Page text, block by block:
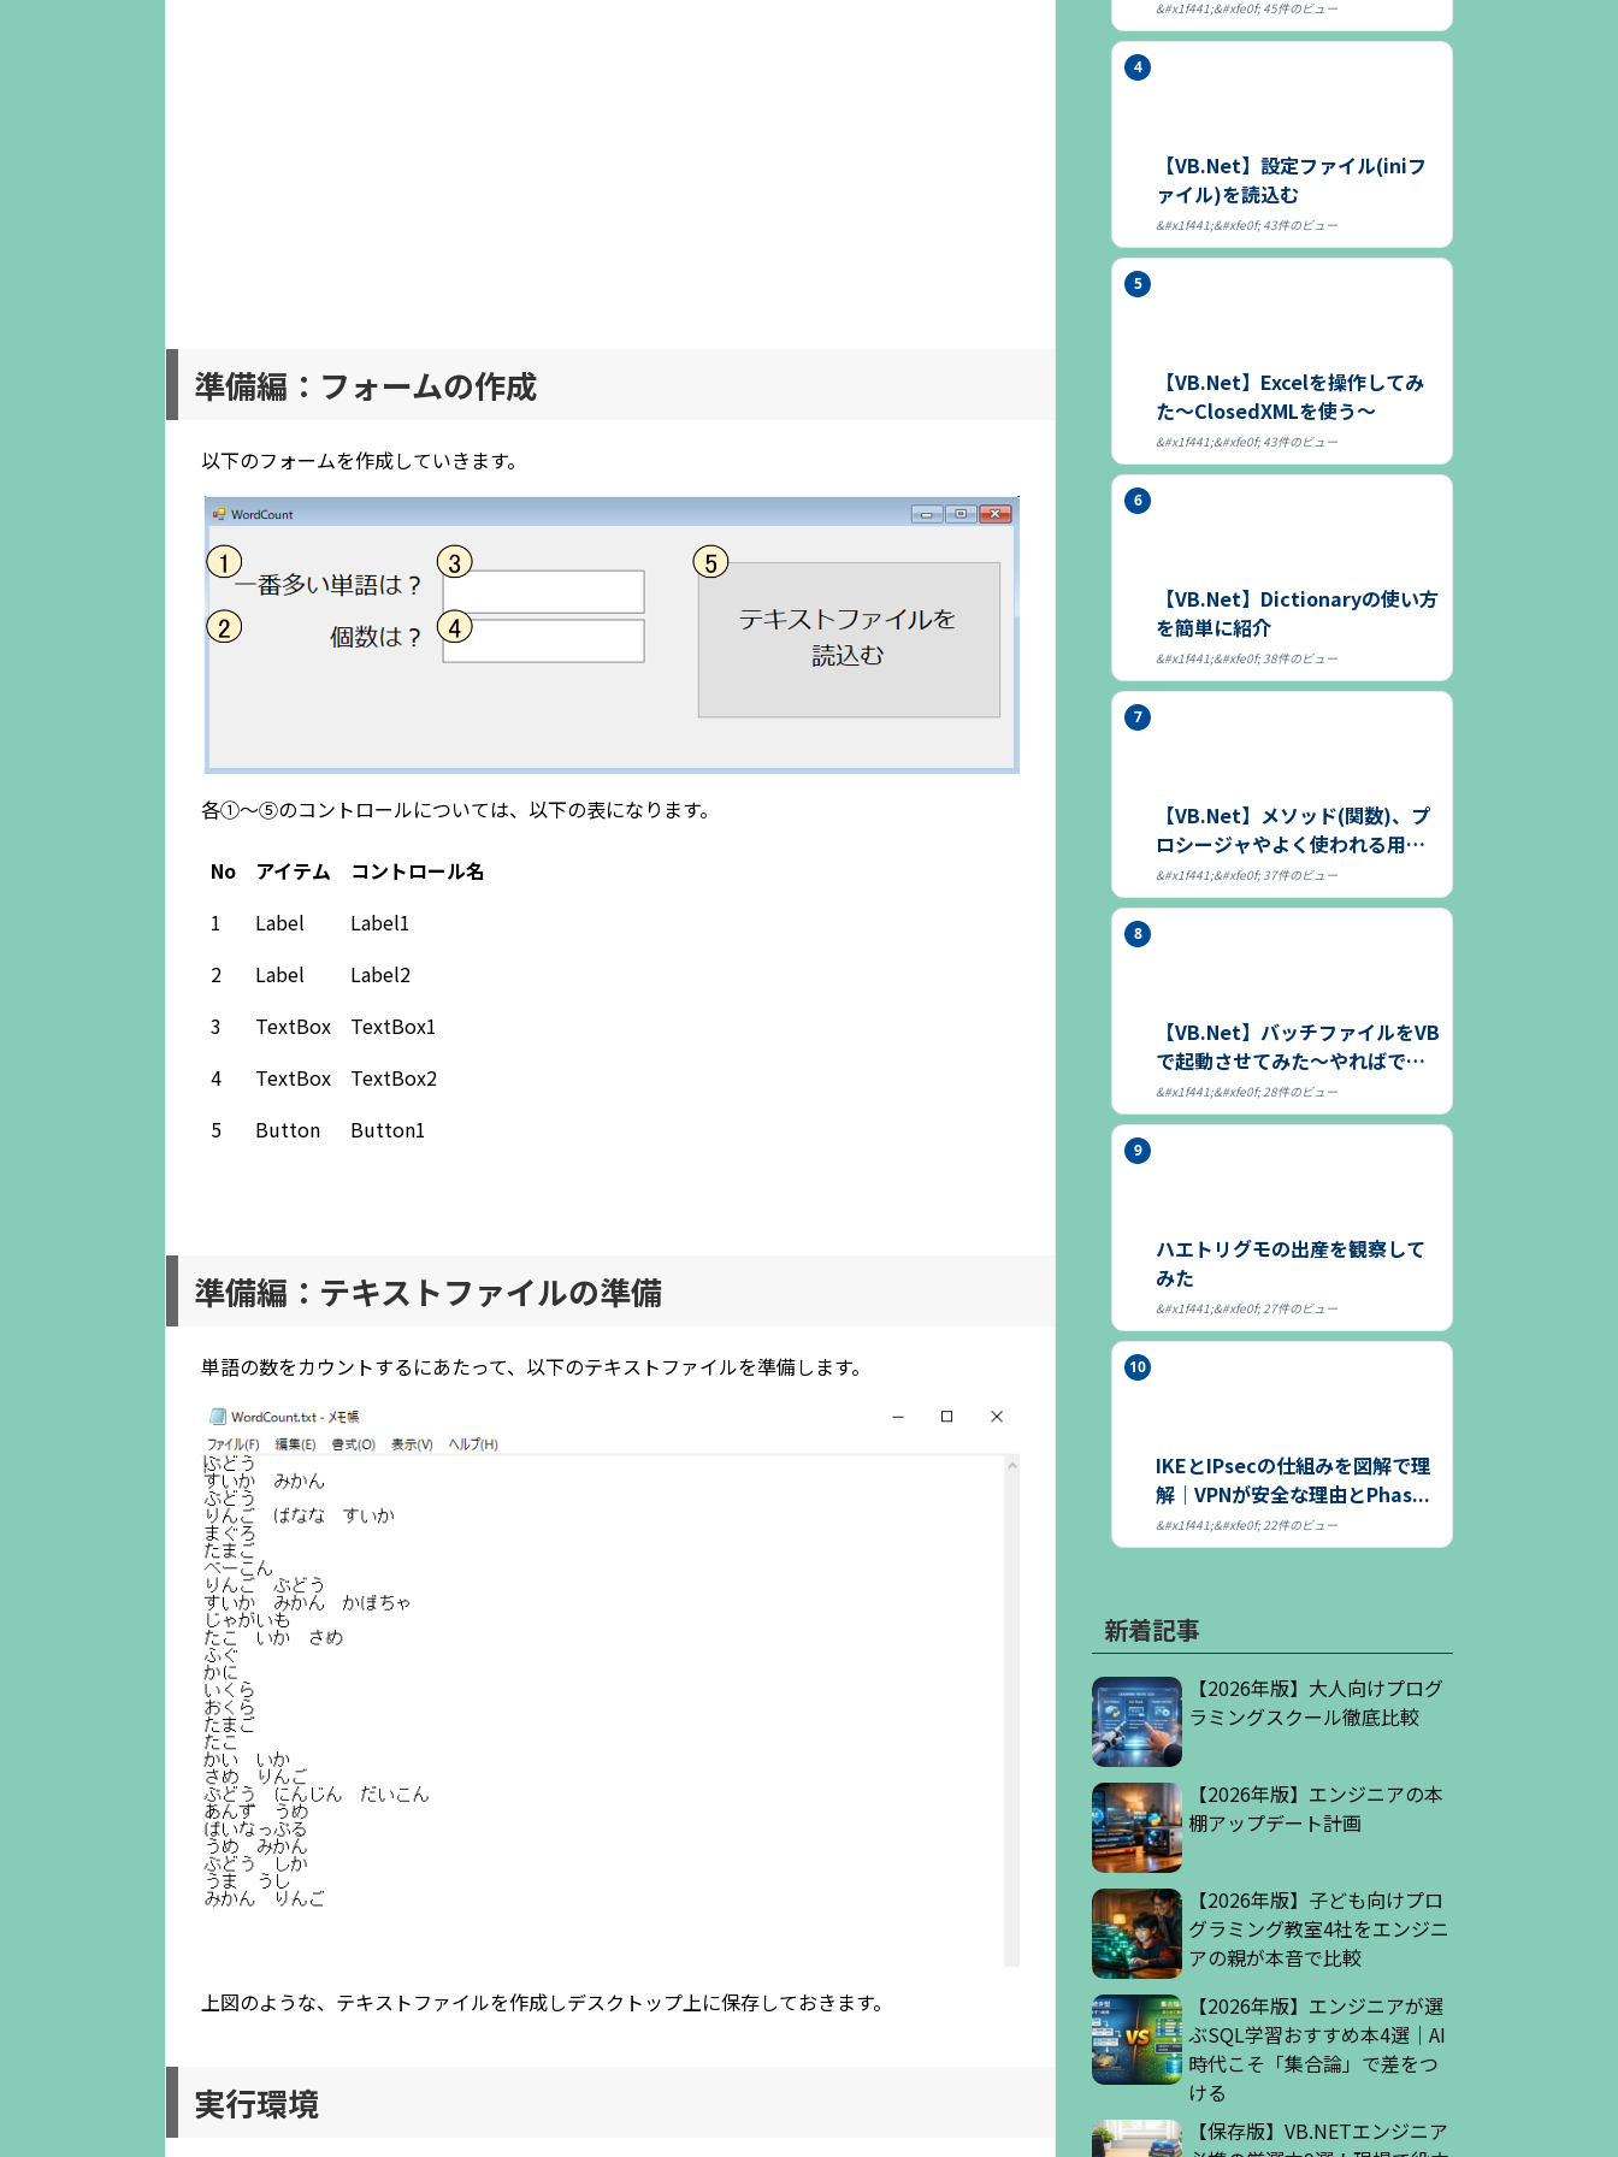
準備編：フォームの作成
以下のフォームを作成していきます。
各①～⑤のコントロールについては、以下の表になります。
No アイテム
コントロール名
1
Label
Label1
2
Label
Label2
3
TextBox
TextBox1
4
TextBox
TextBox2
5
Button Button1
準備編：テキストファイルの準備
単語の数をカウントするにあたって、以下のテキストファイルを準備します。
上図のような、テキストファイルを作成しデスクトップ上に保存しておきます。
実行環境
45件のビュー
【VB.Net】設定ファイル(iniフ
ァイル)を読込む
43件のビュー
【VB.Net】Excelを操作してみ
た～ClosedXMLを使う～
43件のビュー
【VB.Net】Dictionaryの使い方
を簡単に紹介
38件のビュー
【VB.Net】メソッド(関数)、プ
ロシージャやよく使われる用語
につ...
37件のビュー
【VB.Net】バッチファイルをVB
で起動させてみた～やればでき
る～
28件のビュー
ハエトリグモの出産を観察して
みた
27件のビュー
IKEとIPsecの仕組みを図解で理
解｜VPNが安全な理由とPhas...
22件のビュー
新着記事
【2026年版】大人向けプログ
ラミングスクール徹底比較
【2026年版】エンジニアの本
棚アップデート計画
【2026年版】子ども向けプロ
グラミング教室4社をエンジニ
アの親が本音で比較
【2026年版】エンジニアが選
ぶSQL学習おすすめ本4選｜AI
時代こそ「集合論」で差をつ
ける
【保存版】VB.NETエンジニア